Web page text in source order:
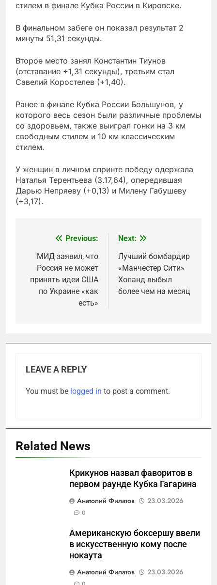
стилем в финале Кубка России в Кировске.
В финальном забеге он показал результат 2
минуты 51,31 секунды.
Второе место занял Константин Тиунов
(отставание +1,31 секунды), третьим стал
Савелий Коростелев (+1,40).
Ранее в финале Кубка России Большунов, у
которого весь сезон были различные проблемы
со здоровьем, также выиграл гонки на 3 км
свободным стилем и 10 км классическим
стилем.
У женщин в личном спринте победу одержала
Наталья Терентьева (3.17,64), опередившая
Дарью Непряеву (+0,13) и Милену Габушеву
(+3,17).
navigation
Previous:
МИД заявил, что
Россия не может
принять идеи США
по Украине «как
есть»
Next:
Лучший бомбардир
«Манчестер Сити»
Холанд выбыл
более чем на месяц
LEAVE A REPLY
You must be logged in to post a comment.
Related News
Крикунов назвал фаворитов в
первом раунде Кубка Гагарина
Анатолий Филатов
23.03.2026
0
Американскую боксершу ввели
в искусственную кому после
нокаута
Анатолий Филатов
23.03.2026
Отрезанные от помощи:
маркетплейсы «умывают
руки» после ударов по
складам Wildberries?
САНКТ-ПЕТЕРБУРГ И ОБЛАСТЬ
«Ростех» разъедают изнутри: